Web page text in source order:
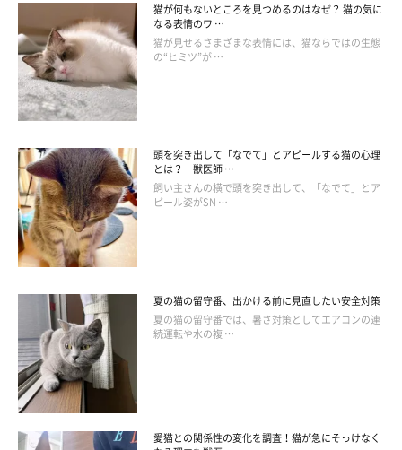
ねこのきもち投稿写真ギャラリー
根元のピンク色の部分には神経や血管が通っているため、先の透
分、2mm程度がカットの目安です。
深爪して出血してしまった場合は、清潔なガーゼなどで出血した
部分を2～3分間しっかりと押さえましょう。出てくる血をふき取
るようにこすってはいけません。ぺット専用の止血剤の粉がある
それでも出血が止まらない場合は、出血部位を圧迫したまま動物
病院に連れていきましょう。
猫自身や飼い主さんのケガのリスクや、シニアになったときのこ
と考えると、小さいうちから爪切りに慣れさせておく方が良さそ
うですね。
猫が何もないところを見つめるのはなぜ？ 猫の気に
なる表情のワ …
猫が見せるさまざまな表情には、猫ならではの生態
の“ヒミツ”が …
頭を突き出して「なでて」とアピールする猫の心理
とは？ 獣医師 …
飼い主さんの横で頭を突き出して、「なでて」とア
ピール姿がSN …
夏の猫の留守番、出かける前に見直したい安全対策
夏の猫の留守番では、暑さ対策としてエアコンの連
続運転や水の複 …
愛猫との関係性の変化を調査！猫が急にそっけなく